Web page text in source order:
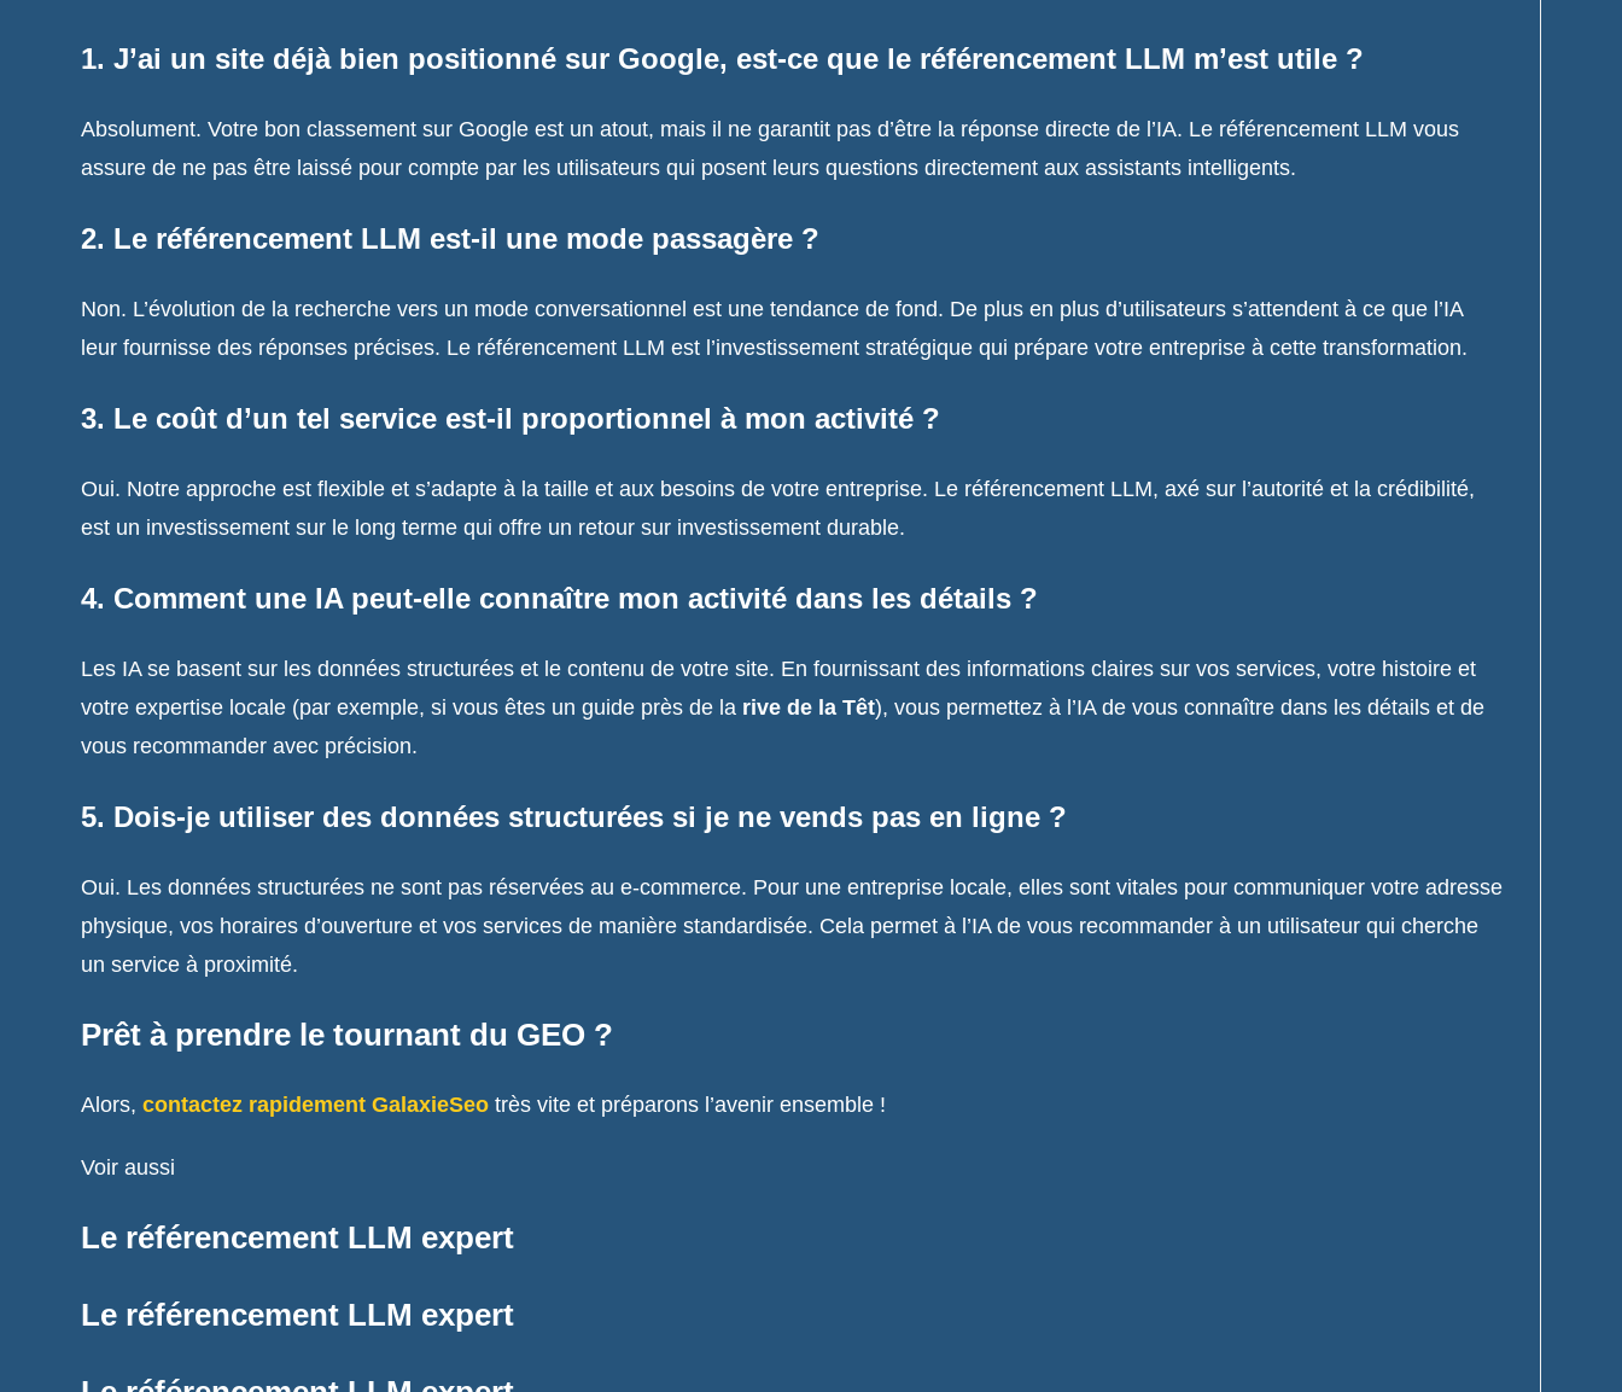
1. J’ai un site déjà bien positionné sur Google, est-ce que le référencement LLM m’est utile ?
Absolument. Votre bon classement sur Google est un atout, mais il ne garantit pas d’être la réponse directe de l’IA. Le référencement LLM vous
assure de ne pas être laissé pour compte par les utilisateurs qui posent leurs questions directement aux assistants intelligents.
2. Le référencement LLM est-il une mode passagère ?
Non. L’évolution de la recherche vers un mode conversationnel est une tendance de fond. De plus en plus d’utilisateurs s’attendent à ce que l’IA
leur fournisse des réponses précises. Le référencement LLM est l’investissement stratégique qui prépare votre entreprise à cette transformation.
3. Le coût d’un tel service est-il proportionnel à mon activité ?
Oui. Notre approche est flexible et s’adapte à la taille et aux besoins de votre entreprise. Le référencement LLM, axé sur l’autorité et la crédibilité,
est un investissement sur le long terme qui offre un retour sur investissement durable.
4. Comment une IA peut-elle connaître mon activité dans les détails ?
Les IA se basent sur les données structurées et le contenu de votre site. En fournissant des informations claires sur vos services, votre histoire et
votre expertise locale (par exemple, si vous êtes un guide près de la rive de la Têt), vous permettez à l’IA de vous connaître dans les détails et de
vous recommander avec précision.
5. Dois-je utiliser des données structurées si je ne vends pas en ligne ?
Oui. Les données structurées ne sont pas réservées au e-commerce. Pour une entreprise locale, elles sont vitales pour communiquer votre adresse
physique, vos horaires d’ouverture et vos services de manière standardisée. Cela permet à l’IA de vous recommander à un utilisateur qui cherche
un service à proximité.
Prêt à prendre le tournant du GEO ?
Alors,contactez rapidement GalaxieSeo très vite et préparons l’avenir ensemble !
Voir aussi
Le référencement LLM expert
Le référencement LLM expert